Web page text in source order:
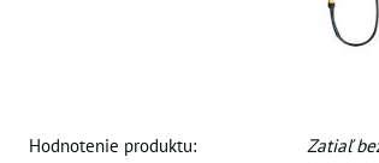
Hodnotenie produktu:
Zatiaľ